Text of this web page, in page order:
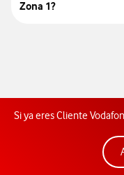
Zona 1?
Si ya eres Cliente